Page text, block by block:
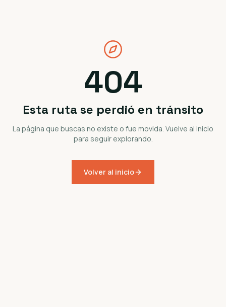
404
Esta ruta se perdió en tránsito
La página que buscas no existe o fue movida. Vuelve al inicio
para seguir explorando.
Volver al inicio